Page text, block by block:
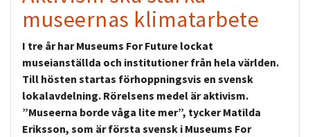
museernas klimatarbete
I tre år har Museums For Future lockat
museianställda och institutioner från hela världen.
Till hösten startas förhoppningsvis en svensk
lokalavdelning. Rörelsens medel är aktivism.
”Museerna borde våga lite mer”, tycker Matilda
Eriksson, som är första svensk i Museums For